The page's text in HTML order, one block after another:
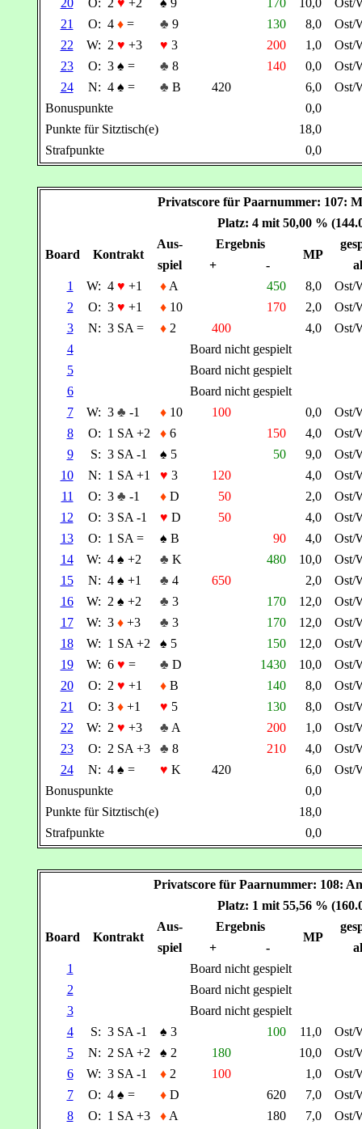
20 O: 2 ♥ +2 ♠ 9 170 10,0
Ost/
21
O: 4 ♦= ♣ 9 130 8,0
Ost/
22
W: 2 ♥ +3 ♥ 3 200 1,0
Ost/
23
O: 3 ♠ = ♣ 8 140 0,0
Ost/
24
N: 4 ♠ = ♣ B 420 6,0
Ost/
Bonuspunkte
0,0
Punkte für Sitztisch(e)
18,0
Strafpunkte
0,0
Privatscore für Paarnummer: 107:
Platz: 4 mit 50,00 %
Board Kontrakt
Aus- Ergebnis
MP
spiel
+ -
1
W: 4 ♥ +1 ♦A 450 8,0
Ost/
2
O: 3 ♥ +1 ♦10 170 2,0
Ost/
3
N: 3 SA = ♦2 400 4,0
Ost/
4
Board nicht gespielt
5
Board nicht gespielt
6
Board nicht gespielt
7
W: 3 ♣ -1 ♦10 100 0,0
Ost/
8
O: 1 SA +2 ♦6 150 4,0
Ost/
9
S: 3 SA -1 ♠ 5 50 9,0
Ost/
10
N: 1 SA +1 ♥ 3 120 4,0
Ost/
11
O: 3 ♣ -1 ♦D 50 2,0
Ost/
12
O: 3 SA -1 ♥ D 50 4,0
Ost/
13
O: 1 SA = ♠ B 90 4,0
Ost/
14
W: 4 ♠ +2 ♣ K 480 10,0
Ost/
15
N: 4 ♠ +1 ♣ 4 650 2,0
Ost/
16
W: 2 ♠ +2 ♣ 3 170 12,0
Ost/
17
W: 3 ♦+3 ♣ 3 170 12,0
Ost/
18
W: 1 SA +2 ♠ 5 150 12,0
Ost/
19
W: 6 ♥ = ♣ D 1430 10,0
Ost/
20
O: 2 ♥ +1 ♦B 140 8,0
Ost/
21
O: 3 ♦+1 ♥ 5 130 8,0
Ost/
22
W: 2 ♥ +3 ♣ A 200 1,0
Ost/
23
O: 2 SA +3 ♣ 8 210 4,0
Ost/
24
N: 4 ♠ = ♥ K 420 6,0
Ost/
Bonuspunkte
0,0
Punkte für Sitztisch(e)
18,0
Strafpunkte
0,0
Privatscore für Paarnummer: 108:
Platz: 1 mit 55,56 %
Board Kontrakt
Aus- Ergebnis
MP
spiel
+ -
1
Board nicht gespielt
2
Board nicht gespielt
3
Board nicht gespielt
4
S: 3 SA -1 ♠ 3 100 11,0
Ost/
5
N: 2 SA +2 ♠ 2 180 10,0
Ost/
6
W: 3 SA -1 ♦2 100 1,0
Ost/
7
O: 4 ♠ = ♦D 620 7,0
Ost/
8
O: 1 SA +3 ♦A 180 7,0
Ost/